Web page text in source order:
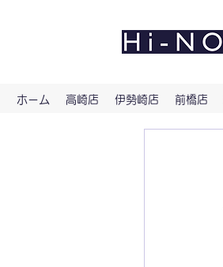
ホーム 高崎店 伊勢崎店 前橋店